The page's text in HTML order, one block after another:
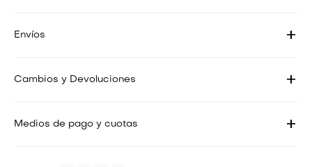
Envíos
Cambios y Devoluciones
Medios de pago y cuotas